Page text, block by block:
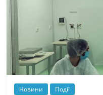
Новини Події